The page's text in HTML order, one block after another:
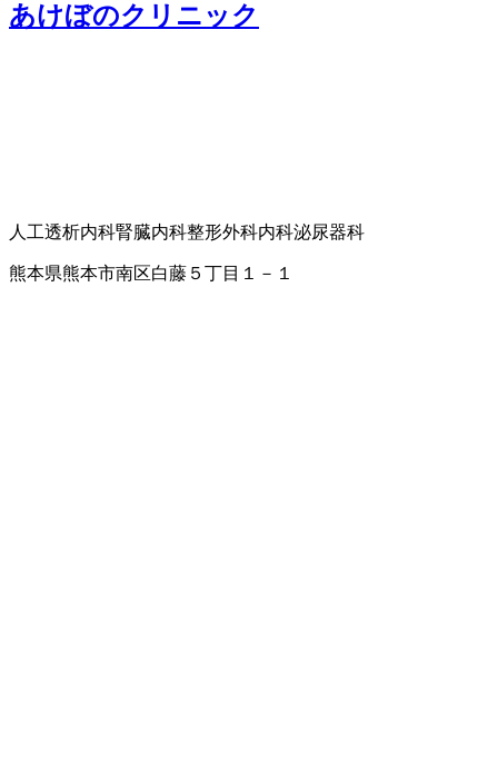
あけぼのクリニック
人工透析内科腎臓内科整形外科内科泌尿器科
熊本県熊本市南区白藤５丁目１－１